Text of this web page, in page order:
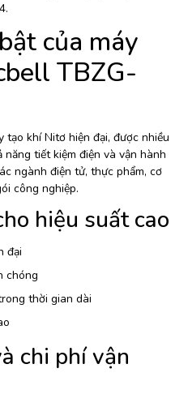
của máy
TBZG-
khí Nitơ hiện đại, được nhiều
tiết kiệm điện và vận hành
ngành điện tử, thực phẩm, cơ
công nghiệp.
hiệu suất cao
đại
chóng
thời gian dài
chi phí vận